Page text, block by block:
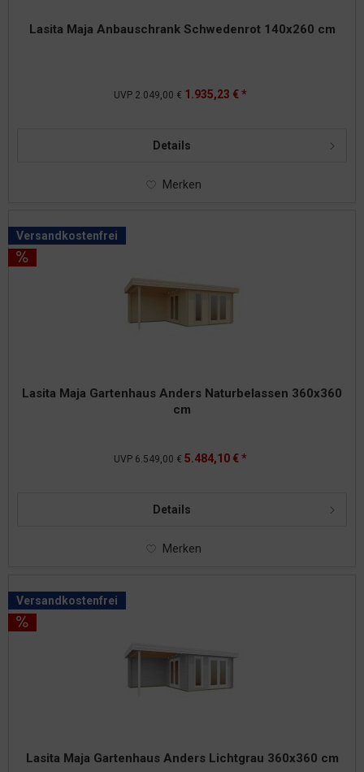
Lasita Maja Anbauschrank Schwedenrot 140x260 cm
UVP 2.049,00 € 1.935,23 € *
Details
Merken
Versandkostenfrei
Lasita Maja Gartenhaus Anders Naturbelassen 360x360
cm
UVP 6.549,00 € 5.484,10 € *
Details
Merken
Versandkostenfrei
Lasita Maja Gartenhaus Anders Lichtgrau 360x360 cm